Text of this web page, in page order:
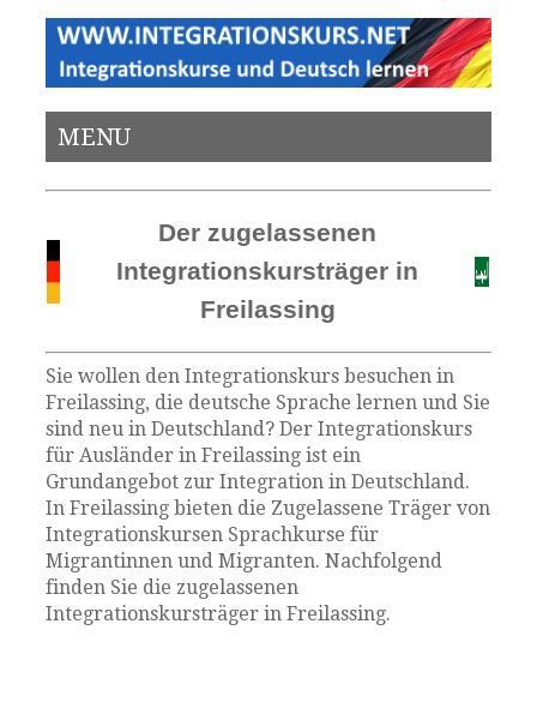
MENU
Der zugelassenen
Integrationskursträger in
Freilassing
Sie wollen den Integrationskurs besuchen in
Freilassing, die deutsche Sprache lernen und Sie
sind neu in Deutschland? Der Integrationskurs
für Ausländer in Freilassing ist ein
Grundangebot zur Integration in Deutschland.
In Freilassing bieten die Zugelassene Träger von
Integrationskursen Sprachkurse für
Migrantinnen und Migranten. Nachfolgend
finden Sie die zugelassenen
Integrationskursträger in Freilassing.